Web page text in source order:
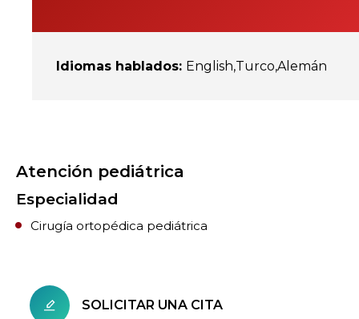
Idiomas hablados: English Turco Alemán
Atención pediátrica
Especialidad
Cirugía ortopédica pediátrica
SOLICITAR UNA CITA